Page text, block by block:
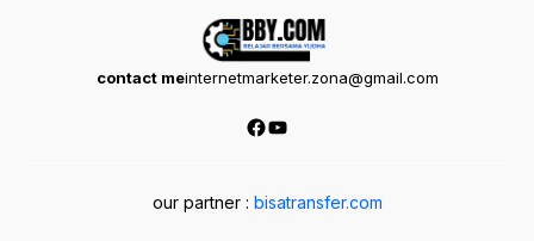
contact meinternetmarketer.zona@gmail.com
Facebook
YouTube
our partner : bisatransfer.com